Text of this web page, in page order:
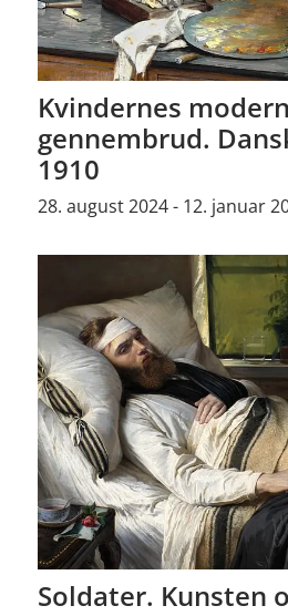
Kvindernes
gennembrud.
1910
28. august 2024 - 12. januar
Soldater. Kunsten